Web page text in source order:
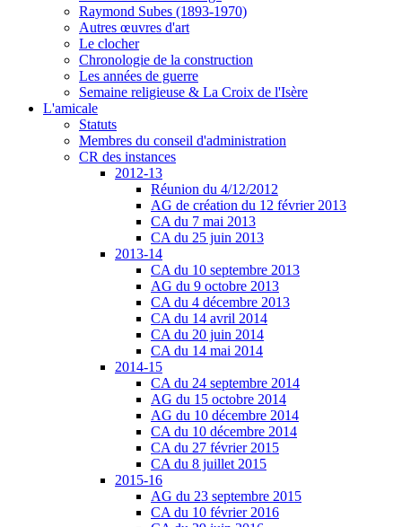
Raymond Subes (1893-1970)
Autres œuvres d'art
Le clocher
Chronologie de la construction
Les années de guerre
Semaine religieuse & La Croix de l'Isère
L'amicale
Statuts
Membres du conseil d'administration
CR des instances
2012-13
Réunion du 4/12/2012
AG de création du 12 février 2013
CA du 7 mai 2013
CA du 25 juin 2013
2013-14
CA du 10 septembre 2013
AG du 9 octobre 2013
CA du 4 décembre 2013
CA du 14 avril 2014
CA du 20 juin 2014
CA du 14 mai 2014
2014-15
CA du 24 septembre 2014
AG du 15 octobre 2014
AG du 10 décembre 2014
CA du 10 décembre 2014
CA du 27 février 2015
CA du 8 juillet 2015
2015-16
AG du 23 septembre 2015
CA du 10 février 2016